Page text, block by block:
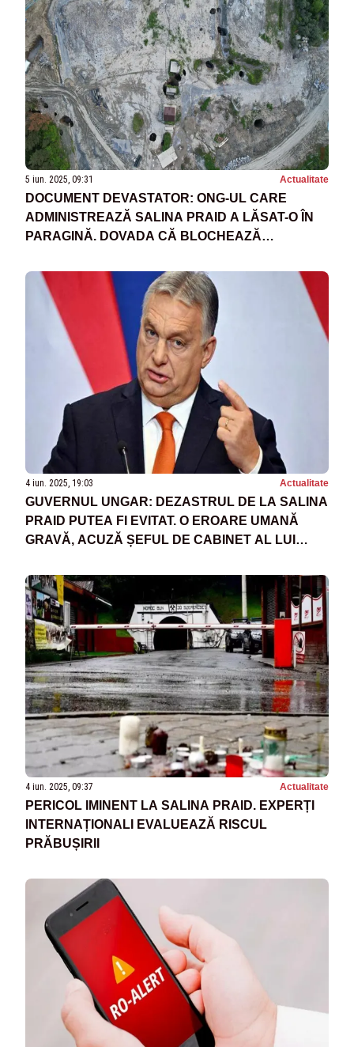
5 iun. 2025, 09:31 Actualitate
DOCUMENT DEVASTATOR: ONG-UL CARE
ADMINISTREAZĂ SALINA PRAID A LĂSAT-O ÎN
PARAGINĂ. DOVADA CĂ BLOCHEAZĂ
4 iun. 2025, 19:03 Actualitate
GUVERNUL UNGAR: DEZASTRUL DE LA SALINA
PRAID PUTEA FI EVITAT. O EROARE UMANĂ
GRAVĂ, ACUZĂ ȘEFUL DE CABINET AL LUI
4 iun. 2025, 09:37 Actualitate
PERICOL IMINENT LA SALINA PRAID. EXPERȚI
INTERNAȚIONALI EVALUEAZĂ RISCUL
PRĂBUȘIRII